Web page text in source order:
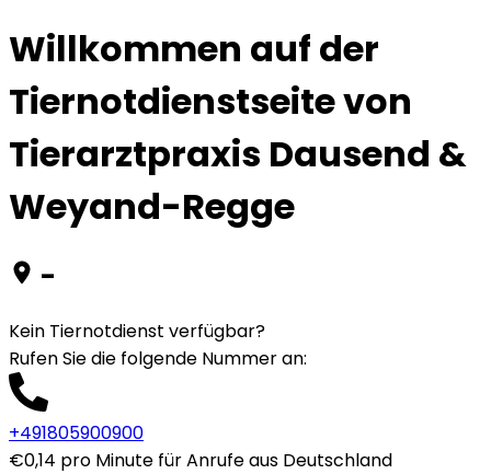
Willkommen auf der
Tiernotdienstseite von
Tierarztpraxis Dausend &
Weyand-Regge
-
Kein Tiernotdienst verfügbar?
Rufen Sie die folgende Nummer an:
+491805900900
€0,14 pro Minute für Anrufe aus Deutschland